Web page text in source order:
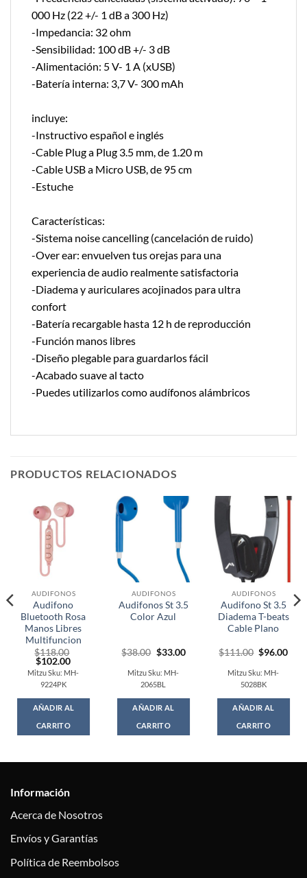
000 Hz (22 +/- 1 dB a 300 Hz)
-Impedancia: 32 ohm
-Sensibilidad: 100 dB +/- 3 dB
-Alimentación: 5 V- 1 A (xUSB)
-Batería interna: 3,7 V- 300 mAh
incluye:
-Instructivo español e inglés
-Cable Plug a Plug 3.5 mm, de 1.20 m
-Cable USB a Micro USB, de 95 cm
-Estuche
Características:
-Sistema noise cancelling (cancelación de ruido)
-Over ear: envuelven tus orejas para una
experiencia de audio realmente satisfactoria
-Diadema y auriculares acojinados para ultra
confort
-Batería recargable hasta 12 h de reproducción
-Función manos libres
-Diseño plegable para guardarlos fácil
-Acabado suave al tacto
-Puedes utilizarlos como audífonos alámbricos
PRODUCTOS RELACIONADOS
AUDIFONOS
Audifono
Bluetooth Rosa
Manos Libres
Multifuncion
$118.00
Original
price
was:
$118.00.
$102.00Current
price
is:
Mitzu Sku: MH-
9224PK
AÑADIR AL
CARRITO
AUDIFONOS
Audifonos St 3.5
Color Azul
$38.00 Original
was:
$38.00.
$33.00Current
Mitzu Sku: MH-
2065BL
AÑADIR AL
CARRITO
AUDIFONOS
Audifono St 3.5
Diadema T-beats
Cable Plano
$111.00 Original
was:
$111.00.
$96.00
Mitzu Sku: MH-
5028BK
AÑADIR AL
CARRITO
Información
Acerca de Nosotros
Envíos y Garantías
Política de Reembolsos